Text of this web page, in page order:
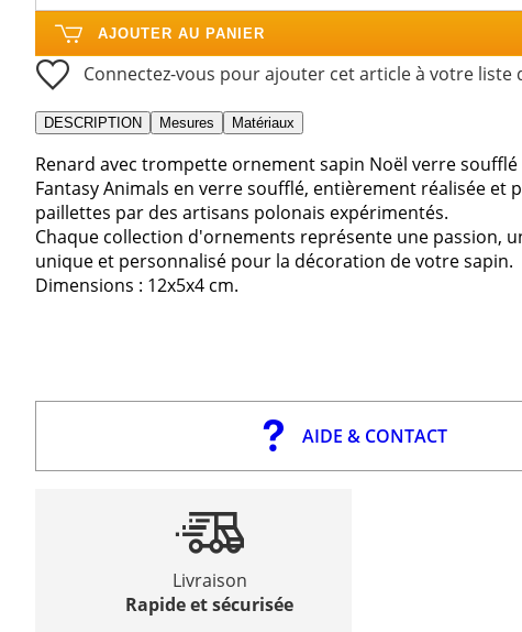
AJOUTER AU PANIER
Connectez-vous pour ajouter cet article à votre liste
DESCRIPTION Mesures Matériaux
Renard avec trompette ornement sapin Noël verre
Fantasy Animals en verre soufflé, entièrement réalisée et
paillettes par des artisans polonais expérimentés.
Chaque collection d'ornements représente une passion,
unique et personnalisé pour la décoration de votre sapin.
Dimensions : 12x5x4 cm.
AIDE & CONTACT
Livraison
Rapide et sécurisée